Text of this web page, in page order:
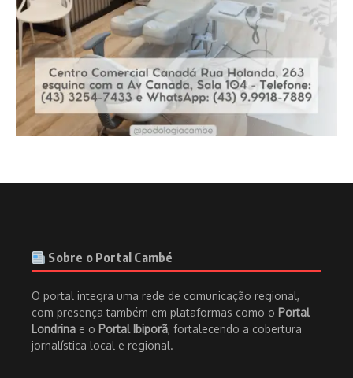
Sobre o Portal Cambé
O portal integra uma rede de comunicação regional,
com presença também em plataformas como o Portal
Londrina e o Portal Ibiporã, fortalecendo a cobertura
jornalística local e regional.